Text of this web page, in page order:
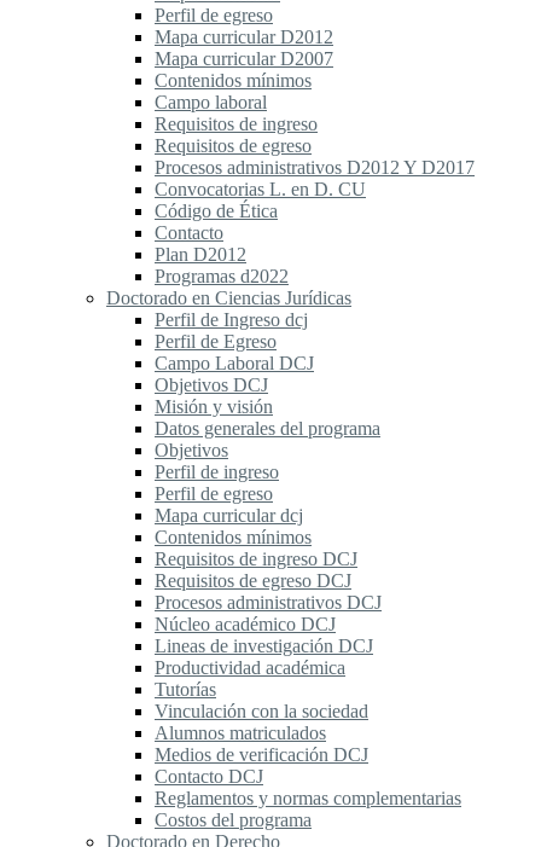
Perfil de egreso
Mapa curricular D2012
Mapa curricular D2007
Contenidos mínimos
Campo laboral
Requisitos de ingreso
Requisitos de egreso
Procesos administrativos D2012 Y D2017
Convocatorias L. en D. CU
Código de Ética
Contacto
Plan D2012
Programas d2022
Doctorado en Ciencias Jurídicas
Perfil de Ingreso dcj
Perfil de Egreso
Campo Laboral DCJ
Objetivos DCJ
Misión y visión
Datos generales del programa
Objetivos
Perfil de ingreso
Perfil de egreso
Mapa curricular dcj
Contenidos mínimos
Requisitos de ingreso DCJ
Requisitos de egreso DCJ
Procesos administrativos DCJ
Núcleo académico DCJ
Lineas de investigación DCJ
Productividad académica
Tutorías
Vinculación con la sociedad
Alumnos matriculados
Medios de verificación DCJ
Contacto DCJ
Reglamentos y normas complementarias
Costos del programa
Doctorado en Derecho